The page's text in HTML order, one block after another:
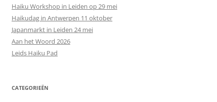
Haiku Workshop in Leiden op 29 mei
Haikudag in Antwerpen 11 oktober
Japanmarkt in Leiden 24 mei
Aan het Woord 2026
Leids Haiku Pad
CATEGORIEËN